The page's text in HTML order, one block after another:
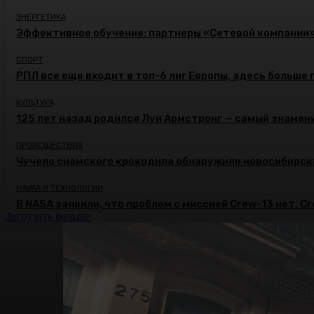
ЭНЕРГЕТИКА
Эффективное обучение: партнеры «Сетевой
СПОРТ
РПЛ все еще входит в топ-6 лиг Европы, здесь больше
КУЛЬТУРА
125 лет назад родился Луи Армстронг — самый
ПРОИСШЕСТВИЯ
Чучело сиамского крокодила обнаружили